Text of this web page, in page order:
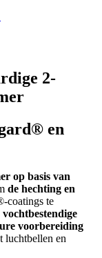
2-
en
op basis van
de hechting en
coatings te
vochtbestendige
voorbereiding
luchtbellen en